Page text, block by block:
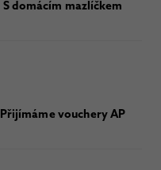
S domácím mazlíčkem
Přijímáme vouchery AP